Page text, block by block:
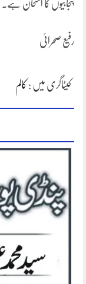
پنجابیوں کا امتحان ہے۔
رفیع صحرائی
کیٹاگری میں : کالم